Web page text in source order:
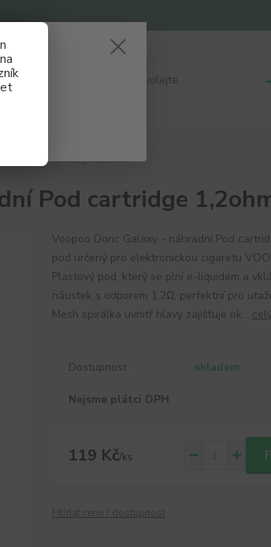
Nevíte si rady? Zavolejte.
Pod cartridge 1,2ohm
Pod cartridge
Voopoo Doric Galaxy - náhradní Pod
pod určený pro elektronickou cigaretu
Plastový pod, který se plní e-liquidem a
náustek s odporem 1,2Ω, perfektní pro
Mesh spirálka uvnitř hlavy zajišťuje ok...
Dostupnost skladem
Nejsme plátci DPH
119 Kč/ks
teď!